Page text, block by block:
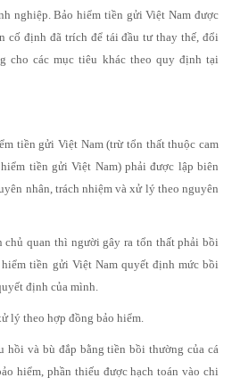
nghiệp. Bảo hiểm tiền gửi Việt Nam được
cố định đã trích để tái đầu tư thay thế, đổi
cho các mục tiêu khác theo quy định tại
tiền gửi Việt Nam (trừ tổn thất thuộc cam
tiền gửi Việt Nam) phải được lập biên
nhân, trách nhiệm và xử lý theo nguyên
chủ quan thì người gây ra tổn thất phải bồi
tiền gửi Việt Nam quyết định mức bồi
định của mình.
lý theo hợp đồng bảo hiểm.
hồi và bù đắp bằng tiền bồi thường của cá
hiểm, phần thiếu được hạch toán vào chi